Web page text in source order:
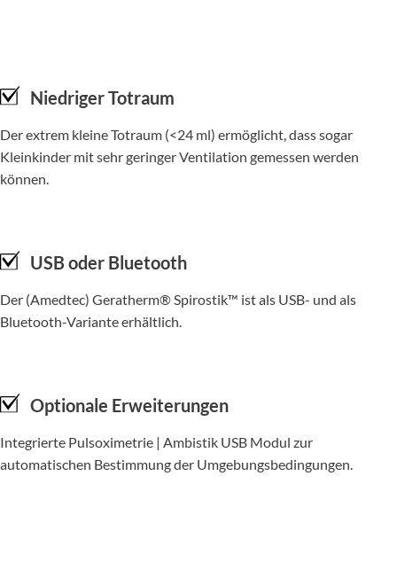
Niedriger Totraum
Der extrem kleine Totraum (<24 ml) ermöglicht, dass sogar
Kleinkinder mit sehr geringer Ventilation gemessen werden
können.
USB oder Bluetooth
Der (Amedtec) Geratherm® Spirostik™ ist als USB- und als
Bluetooth-Variante erhältlich.
Optionale Erweiterungen
Integrierte Pulsoximetrie | Ambistik USB Modul zur
automatischen Bestimmung der Umgebungsbedingungen.